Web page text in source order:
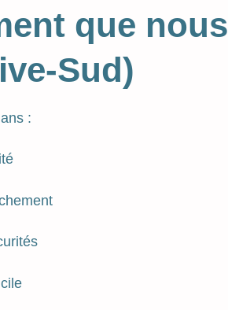
que nous
Sud)
: